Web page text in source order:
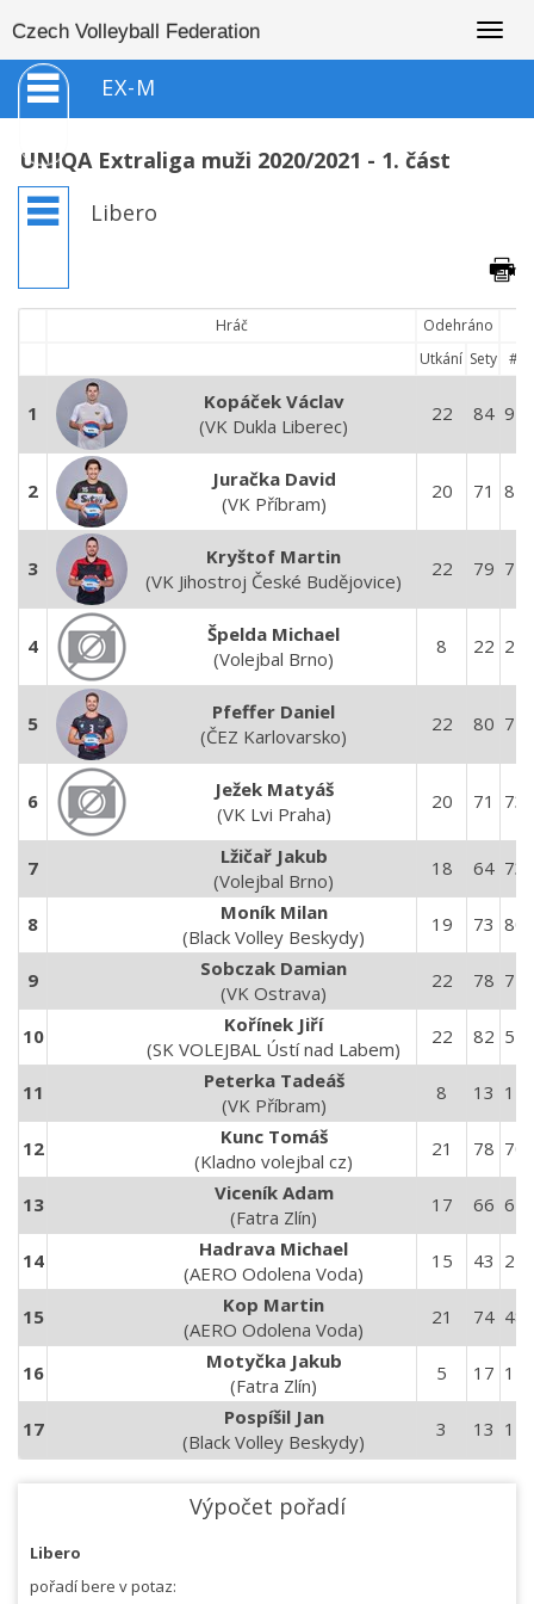
Czech Volleyball Federation
EX-M
UNIQA Extraliga muži 2020/2021 - 1. část
Libero
Hráč
Odehráno
Utkání Sety #
1
Kopáček Václav
(VK Dukla Liberec)
22 84 95
2
Juračka David
(VK Příbram)
20 71 84
3
Kryštof Martin
(VK Jihostroj České Budějovice)
22 79 77
4
Špelda Michael
(Volejbal Brno)
8 22 24
5
Pfeffer Daniel
(ČEZ Karlovarsko)
22 80 71
6
Ježek Matyáš
(VK Lvi Praha)
20 71 73
7
Lžičař Jakub
(Volejbal Brno)
18 64 73
8
Moník Milan
(Black Volley Beskydy)
19 73 80
9
Sobczak Damian
(VK Ostrava)
22 78 74
10
Kořínek Jiří
(SK VOLEJBAL Ústí nad Labem)
22 82 57
11
Peterka Tadeáš
(VK Příbram)
8 13 15
12
Kunc Tomáš
(Kladno volejbal cz)
21 78 70
13
Viceník Adam
(Fatra Zlín)
17 66 62
14
Hadrava Michael
(AERO Odolena Voda)
15 43 22
15
Kop Martin
(AERO Odolena Voda)
21 74 48
16
Motyčka Jakub
(Fatra Zlín)
5 17 17
17
Pospíšil Jan
(Black Volley Beskydy)
3 13 12
Výpočet pořadí
Libero
pořadí bere v potaz: